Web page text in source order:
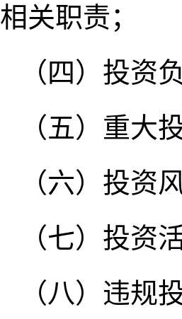
相关职责；
（四）投资
（五）重大
（六）投资
（七）投资
（八）违规